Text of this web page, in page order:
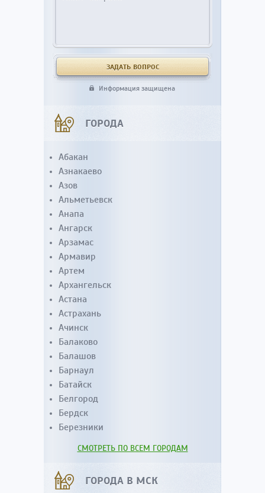
Информация защищена
ГОРОДА
Абакан
Азнакаево
Азов
Альметьевск
Анапа
Ангарск
Арзамас
Армавир
Артем
Архангельск
Астана
Астрахань
Ачинск
Балаково
Балашов
Барнаул
Батайск
Белгород
Бердск
Березники
СМОТРЕТЬ ПО ВСЕМ ГОРОДАМ
ГОРОДА В МСК